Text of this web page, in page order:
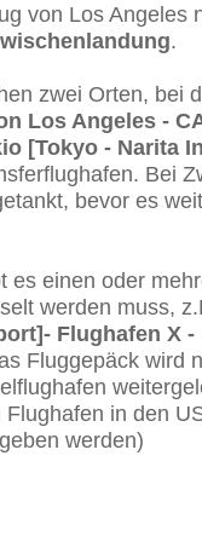
von Los Angeles
.
zwei Orten, bei
Los Angeles -
[Tokyo - Narita
Bei
bevor es
es einen oder
werden muss,
Flughafen X
Fluggepäck wird
in den
werden)